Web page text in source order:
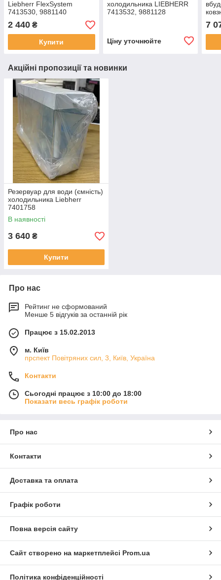
Liebherr FlexSystem
7413530, 9881140
2 440 ₴
Купити
холодильника LIEBHERR
7413532, 9881128
Ціну уточнюйте
7
Акційні пропозиції та новинки
Резервуар для води (ємність)
холодильника Liebherr
7401758
В наявності
3 640 ₴
Купити
Про нас
Рейтинг не сформований
Менше 5 відгуків за останній рік
Працює з 15.02.2013
м. Київ
прспект Повітряних сил, 3, Київ, Україна
Контакти
Сьогодні працює з 10:00 до 18:00
Показати весь графік роботи
Про нас
Контакти
Доставка та оплата
Графік роботи
Повна версія сайту
Сайт створено на маркетплейсі Prom.ua
Політика конфіденційності